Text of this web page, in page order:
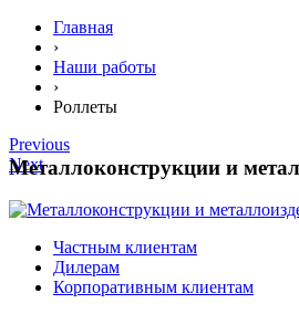
Главная
›
Наши работы
›
Роллеты
Previous
Next
Металлоконструкции и
Частным клиентам
Дилерам
Корпоративным клиентам